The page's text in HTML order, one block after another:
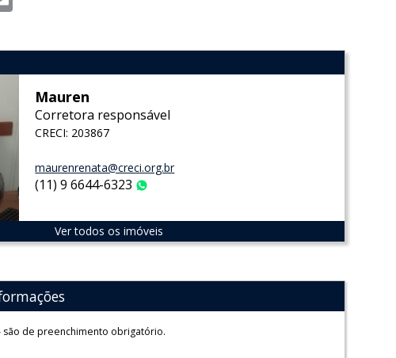
Mauren
Corretora responsável
CRECI: 203867
maurenrenata@creci.org.br
(11) 9 6644-6323
Ver todos os imóveis
são de preenchimento obrigatório.